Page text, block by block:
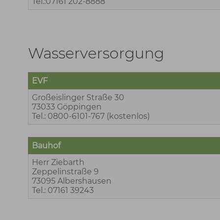
Wasserversorgung
EVF
Großeislinger Straße 30
73033 Göppingen
Tel.: 0800-6101-767 (kostenlos)
Bauhof
Herr Ziebarth
Zeppelinstraße 9
73095 Albershausen
Tel.: 07161 39243